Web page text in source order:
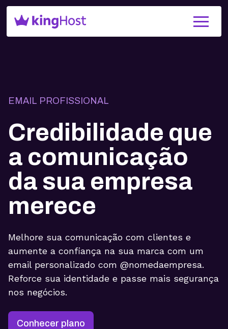
EMAIL PROFISSIONAL
Credibilidade que
a comunicação
da sua empresa
merece
Melhore sua comunicação com clientes e
aumente a confiança na sua marca com um
email personalizado com @nomedaempresa.
Reforce sua identidade e passe mais segurança
nos negócios.
Conhecer plano